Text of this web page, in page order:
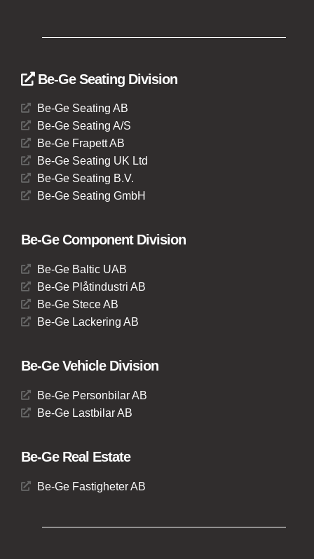
Be-Ge Seating Division
Be-Ge Seating AB
Be-Ge Seating A/S
Be-Ge Frapett AB
Be-Ge Seating UK Ltd
Be-Ge Seating B.V.
Be-Ge Seating GmbH
Be-Ge Component Division
Be-Ge Baltic UAB
Be-Ge Plåtindustri AB
Be-Ge Stece AB
Be-Ge Lackering AB
Be-Ge Vehicle Division
Be-Ge Personbilar AB
Be-Ge Lastbilar AB
Be-Ge Real Estate
Be-Ge Fastigheter AB